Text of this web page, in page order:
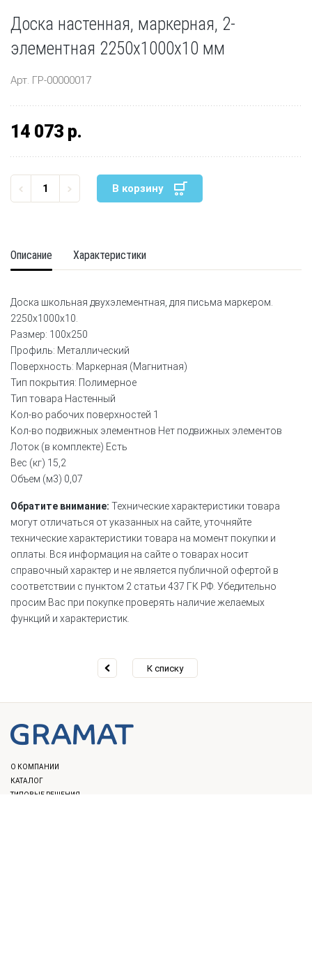
Доска настенная, маркерная, 2-
элементная 2250x1000x10 мм
Арт. ГР-00000017
14 073 р.
В корзину
Описание Характеристики
Доска школьная двухэлементная, для письма маркером.
2250x1000x10.
Размер: 100х250
Профиль: Металлический
Поверхность: Маркерная (Магнитная)
Тип покрытия: Полимерное
Тип товара Настенный
Кол-во рабочих поверхностей 1
Кол-во подвижных элементнов Нет подвижных элементов
Лоток (в комплекте) Есть
Вес (кг) 15,2
Объем (м3) 0,07
Обратите внимание: Технические характеристики товара
могут отличаться от указанных на сайте, уточняйте
технические характеристики товара на момент покупки и
оплаты. Вся информация на сайте о товарах носит
справочный характер и не является публичной офертой в
соответствии с пунктом 2 статьи 437 ГК РФ. Убедительно
просим Вас при покупке проверять наличие желаемых
функций и характеристик.
К списку
О КОМПАНИИ
КАТАЛОГ
ТИПОВЫЕ РЕШЕНИЯ